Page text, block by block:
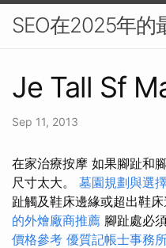
SEO在2025年的
Je Tall Sf
Sep 11, 2013
在家治療按摩 如果腳趾和
尺寸太大。 墓園規劃與選
趾觸及鞋床邊緣或超出鞋
的外燴廠商推薦 腳趾處必
價格參考 優質記帳士事務